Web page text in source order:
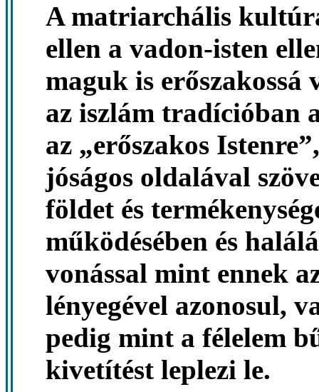
A matriarchális
ellen a vadon-isten
maguk is erőszakossá
az iszlám tradícióban
az „erőszakos
jóságos oldalával
földet és
működésében és
vonással mint ennek
lényegével azonosul,
pedig mint a félelem
kivetítést leplezi le.